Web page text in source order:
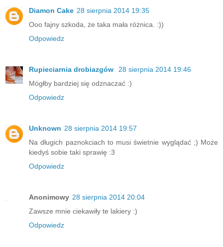
Diamon Cake 28 sierpnia 2014 19:35
Ooo fajny szkoda, że taka mała różnica. :))
Odpowiedz
Rupieciarnia drobiazgów
28 sierpnia 2014 19:46
Mógłby bardziej się odznaczać :)
Odpowiedz
Unknown 28 sierpnia 2014 19:57
Na długich paznokciach to musi świetnie wyglądać ;) Może
kiedyś sobie taki sprawię :3
Odpowiedz
Anonimowy 28 sierpnia 2014 20:04
Zawsze mnie ciekawiły te lakiery :)
Odpowiedz